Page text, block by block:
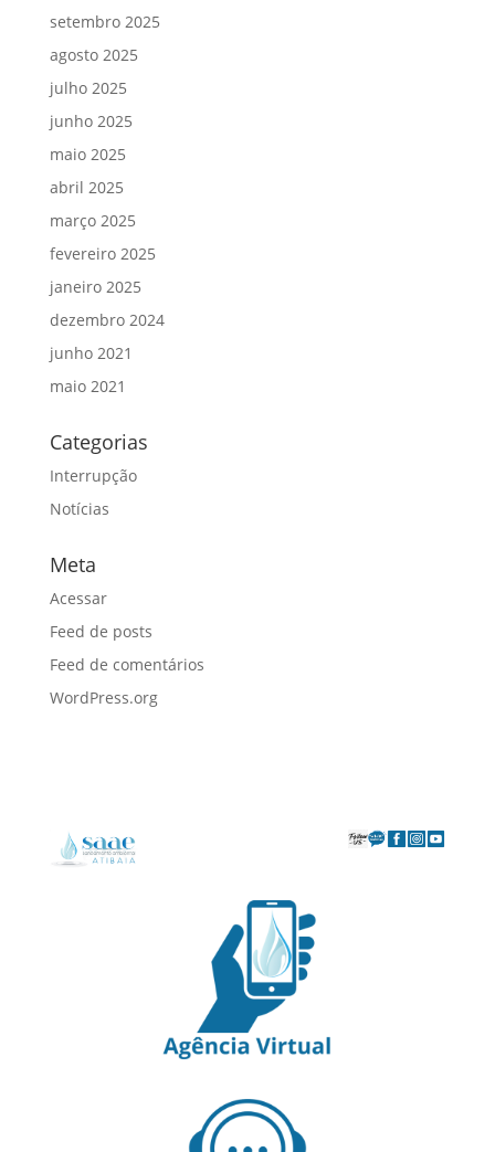
setembro 2025
agosto 2025
julho 2025
junho 2025
maio 2025
abril 2025
março 2025
fevereiro 2025
janeiro 2025
dezembro 2024
junho 2021
maio 2021
Categorias
Interrupção
Notícias
Meta
Acessar
Feed de posts
Feed de comentários
WordPress.org